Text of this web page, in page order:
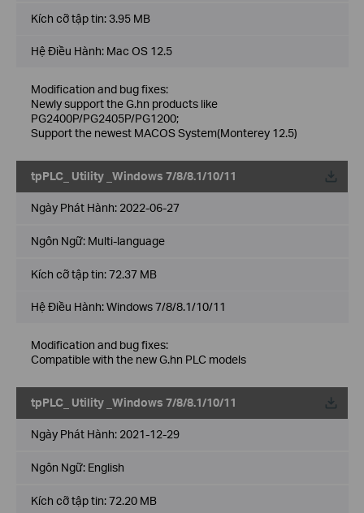
Kích cỡ tập tin:3.95 MB
Hệ Điều Hành: Mac OS 12.5
Modification and bug fixes:
Newly support the G.hn products like
PG2400P/PG2405P/PG1200;
Support the newest MACOS System(Monterey 12.5)
tpPLC_ Utility _Windows 7/8/8.1/10/11
Về
Ngày Phát Hành: 2022-06-27
Ngôn Ngữ: Multi-language
Kích cỡ tập tin:72.37 MB
Hệ Điều Hành: Windows 7/8/8.1/10/11
Modification and bug fixes:
Compatible with the new G.hn PLC models
tpPLC_ Utility _Windows 7/8/8.1/10/11
Về
Ngày Phát Hành: 2021-12-29
Ngôn Ngữ: English
Kích cỡ tập tin:72.20 MB